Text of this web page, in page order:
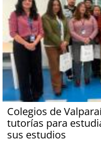
Colegios de
tutorías para
sus estudios